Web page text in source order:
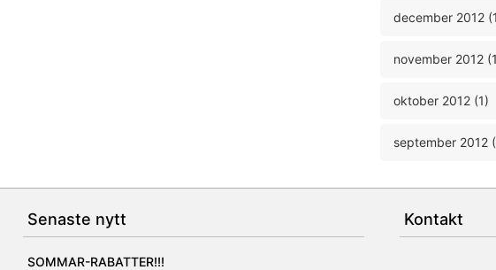
december 2012
november 2012
oktober 2012 (1)
september 2012
Senaste nytt
SOMMAR-RABATTER!!!
Kontakt